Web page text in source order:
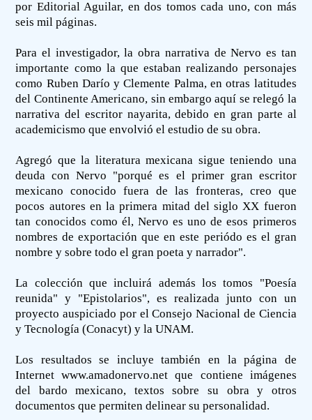
por Editorial Aguilar, en dos tomos cada uno, con más
seis mil páginas.
Para el investigador, la obra narrativa de Nervo es tan
importante como la que estaban realizando personajes
como Ruben Darío y Clemente Palma, en otras latitudes
del Continente Americano, sin embargo aquí se relegó la
narrativa del escritor nayarita, debido en gran parte al
academicismo que envolvió el estudio de su obra.
Agregó que la literatura mexicana sigue teniendo una
deuda con Nervo "porqué es el primer gran escritor
mexicano conocido fuera de las fronteras, creo que
pocos autores en la primera mitad del siglo XX fueron
tan conocidos como él, Nervo es uno de esos primeros
nombres de exportación que en este periódo es el gran
nombre y sobre todo el gran poeta y narrador".
La colección que incluirá además los tomos "Poesía
reunida" y "Epistolarios", es realizada junto con un
proyecto auspiciado por el Consejo Nacional de Ciencia
y Tecnología (Conacyt) y la UNAM.
Los resultados se incluye también en la página de
Internet www.amadonervo.net que contiene imágenes
del bardo mexicano, textos sobre su obra y otros
documentos que permiten delinear su personalidad.